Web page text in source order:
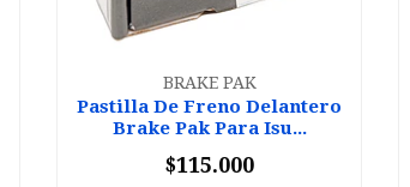
BRAKE PAK
Pastilla De Freno Delantero
Brake Pak Para Isu...
+
$115.000